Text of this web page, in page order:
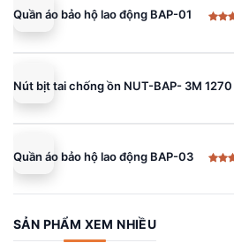
Quần áo bảo hộ lao động BAP-01
5 sao
Giá
là:
Giá
tại
195.000 ₫.
Nút bịt tai chống ồn NUT-BAP- 3M 1270
Quần áo bảo hộ lao động BAP-03
hạng
Giá
gốc
là:
256.500 ₫.
Giá
hiện
tại
là:
195.000 ₫.
SẢN PHẨM XEM NHIỀU